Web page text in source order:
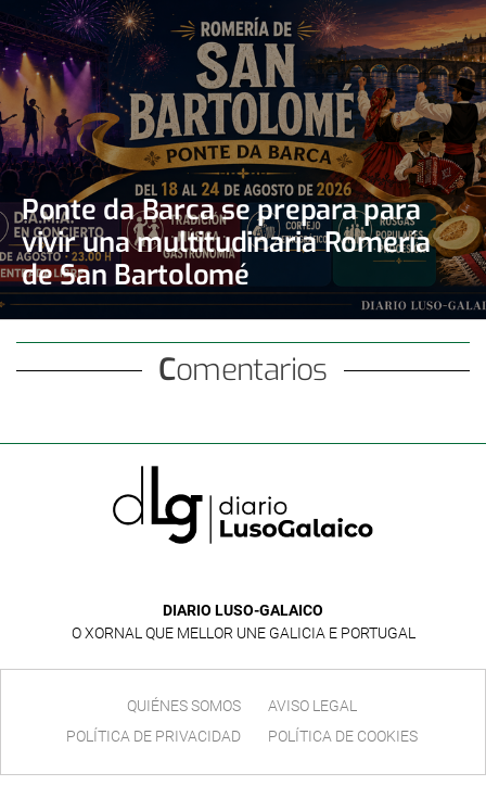
Ponte da Barca se prepara para
vivir una multitudinaria Romería
de San Bartolomé
Comentarios
DIARIO LUSO-GALAICO
O XORNAL QUE MELLOR UNE GALICIA E PORTUGAL
QUIÉNES SOMOS
AVISO LEGAL
POLÍTICA DE PRIVACIDAD
POLÍTICA DE COOKIES